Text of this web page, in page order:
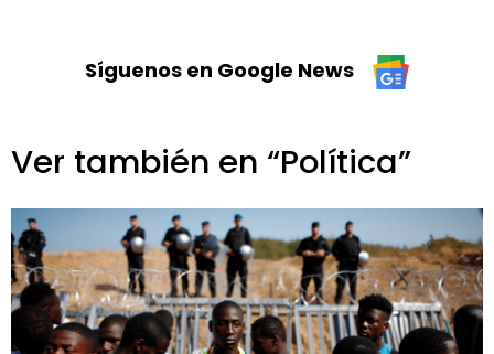
Síguenos en Google News
Ver también en “Política”